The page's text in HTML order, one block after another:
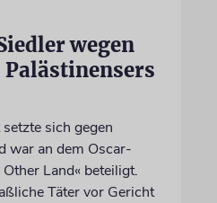
wegen
sich gegen
war an dem Oscar-
Land« beteiligt.
Täter vor Gericht